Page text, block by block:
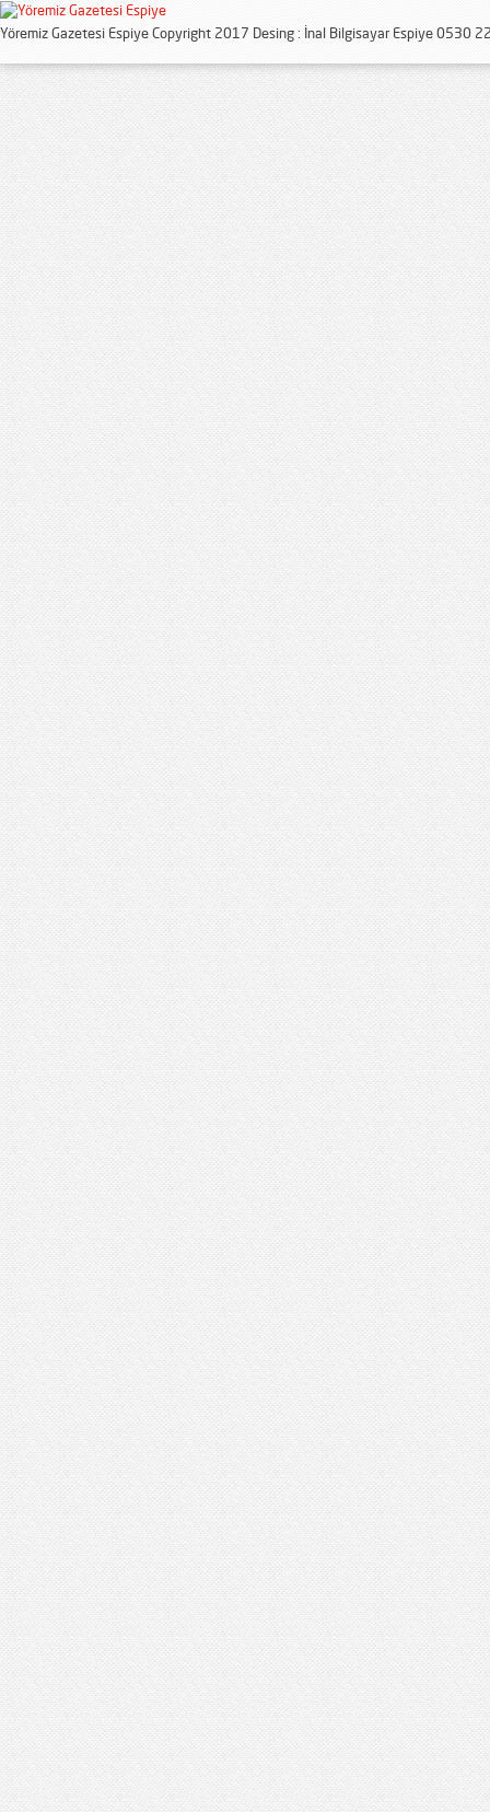
Yöremiz Gazetesi Espiye Copyright 2017 Desing : İnal Bilgisayar Espiye 0530